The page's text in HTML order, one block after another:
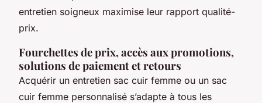
entretien soigneux maximise leur rapport qualité-
prix.
Fourchettes de prix, accès aux promotions,
solutions de paiement et retours
Acquérir un entretien sac cuir femme ou un sac
cuir femme personnalisé s’adapte à tous les